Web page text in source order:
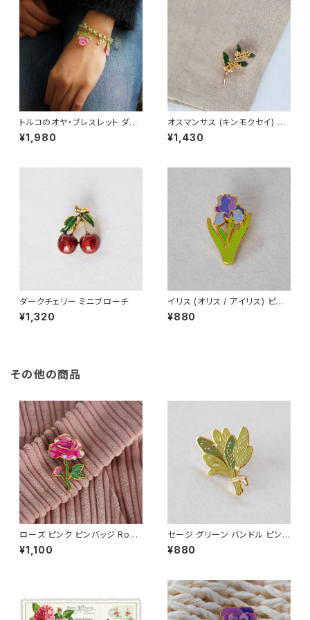
トルコのオヤ・ブレスレット ダマ
スクローズモチーフ トルコアク
セサリー Oya
¥1,980
オスマンサス (キンモクセイ) ブ
ローチ
¥1,430
ダークチェリー ミニブローチ
¥1,320
イリス (オリス / アイリス) ピン
バッジ Iris
¥880
その他の商品
ローズ ピンク ピンバッジ Rose
バラ
¥1,100
セージ グリーン バンドル ピンバ
ッジ Sage
¥880